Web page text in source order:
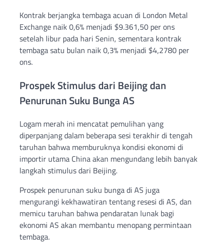
Kontrak berjangka tembaga acuan di London Metal
Exchange naik 0,6% menjadi $9.361,50 per ons
setelah libur pada hari Senin, sementara kontrak
tembaga satu bulan naik 0,3% menjadi $4,2780 per
ons.
Prospek Stimulus dari Beijing dan
Penurunan Suku Bunga AS
Logam merah ini mencatat pemulihan yang
diperpanjang dalam beberapa sesi terakhir di tengah
taruhan bahwa memburuknya kondisi ekonomi di
importir utama China akan mengundang lebih banyak
langkah stimulus dari Beijing.
Prospek penurunan suku bunga di AS juga
mengurangi kekhawatiran tentang resesi di AS, dan
memicu taruhan bahwa pendaratan lunak bagi
ekonomi AS akan membantu menopang permintaan
tembaga.